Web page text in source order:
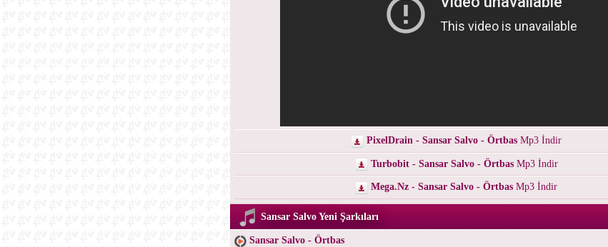
PixelDrain - Sansar Salvo - Örtbas Mp3 İndir
Turbobit - Sansar Salvo - ÖrtbasMp3 İndir
Mega.Nz - Sansar Salvo - Örtbas Mp3 İndir
Sansar Salvo Yeni Şarkıları
Sansar Salvo - Örtbas